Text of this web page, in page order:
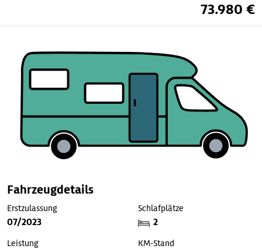
73.980 €
Fahrzeugdetails
Erstzulassung
07/2023
Schlafplätze
2
Leistung KM-Stand